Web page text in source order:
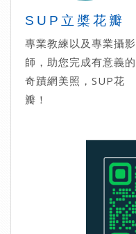
SUP立槳花瓣
專業教練以及專業攝影
師，助您完成有意義的
奇蹟網美照，SUP花
瓣！